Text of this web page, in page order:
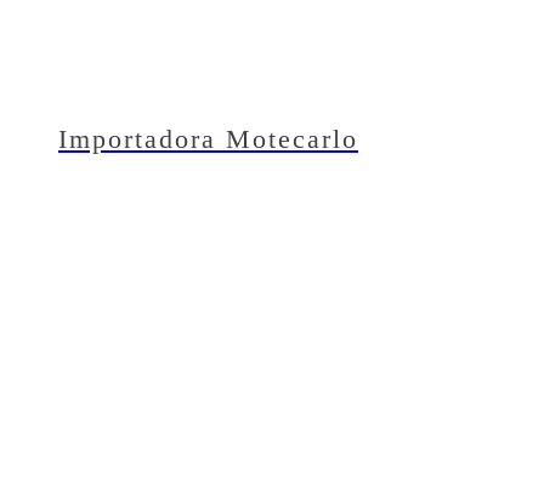
Importadora Motecarlo